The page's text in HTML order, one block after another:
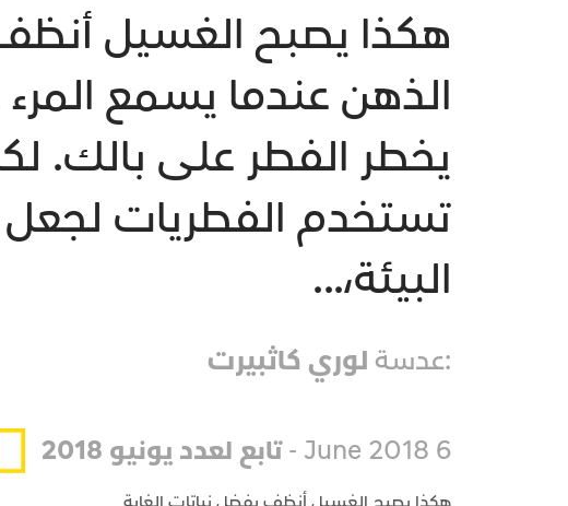
هكذا يصبح الغسيل أنظف
الذهن عندما يسمع
تستخدم الفطريات لجعل
البيئة،...
:عدسة لوري كاثبيرت
6 June 2018 - تابع لعدد يونيو 2018